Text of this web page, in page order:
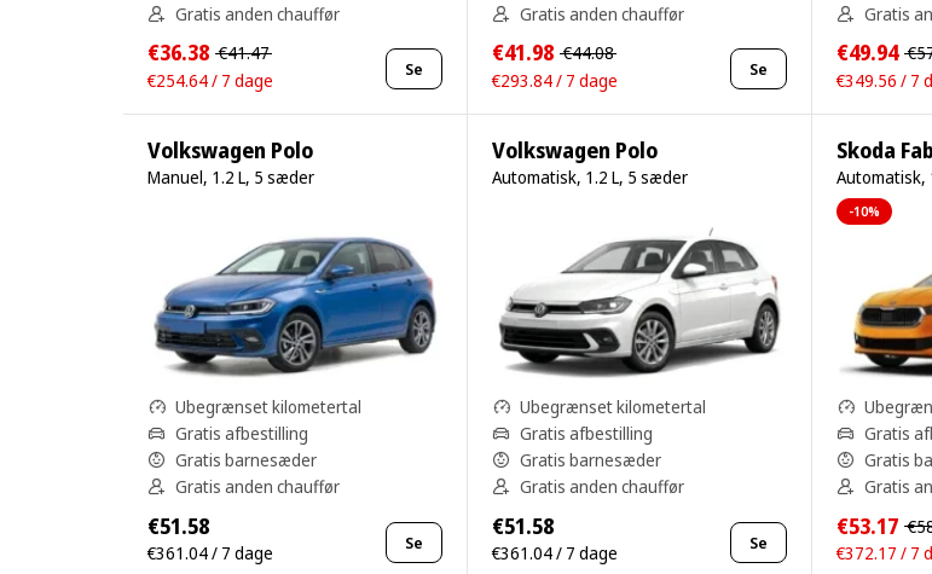
Gratis anden chauffør
€36.38 €41.47
€254.64 / 7 dage
Se
Gratis anden chauffør
€41.98 €44.08
€293.84 / 7 dage
Se
Gratis
€49.94
€349.56 / 7
Volkswagen Polo
Manuel, 1.2 L, 5 sæder
Ubegrænset kilometertal
Gratis afbestilling
Gratis barnesæder
Gratis anden chauffør
€51.58
€361.04 / 7 dage Se
Volkswagen Polo
Automatisk, 1.2 L, 5 sæder
Ubegrænset kilometertal
Gratis afbestilling
Gratis barnesæder
Gratis anden chauffør
€51.58
€361.04 / 7 dage Se
Skoda
Automatisk,
-10%
Gratis
Gratis
Gratis
€53.17
€372.17 / 7